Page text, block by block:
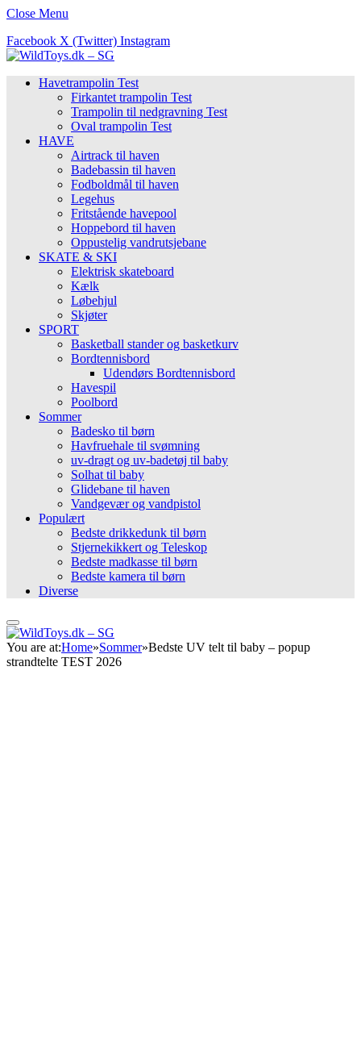
Close Menu
Facebook X (Twitter) Instagram
Havetrampolin Test
Firkantet trampolin Test
Trampolin til nedgravning Test
Oval trampolin Test
HAVE
Airtrack til haven
Badebassin til haven
Fodboldmål til haven
Legehus
Fritstående havepool
Hoppebord til haven
Oppustelig vandrutsjebane
SKATE & SKI
Elektrisk skateboard
Kælk
Løbehjul
Skjøter
SPORT
Basketball stander og basketkurv
Bordtennisbord
Udendørs Bordtennisbord
Havespil
Poolbord
Sommer
Badesko til børn
Havfruehale til svømning
uv-dragt og uv-badetøj til baby
Solhat til baby
Glidebane til haven
Vandgevær og vandpistol
Populært
Bedste drikkedunk til børn
Stjernekikkert og Teleskop
Bedste madkasse til børn
Bedste kamera til børn
Diverse
You are at:Home»Sommer»Bedste UV telt til baby – popup
strandtelte TEST 2026